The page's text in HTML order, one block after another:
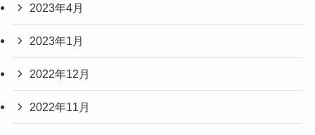
2023年4月
2023年1月
2022年12月
2022年11月